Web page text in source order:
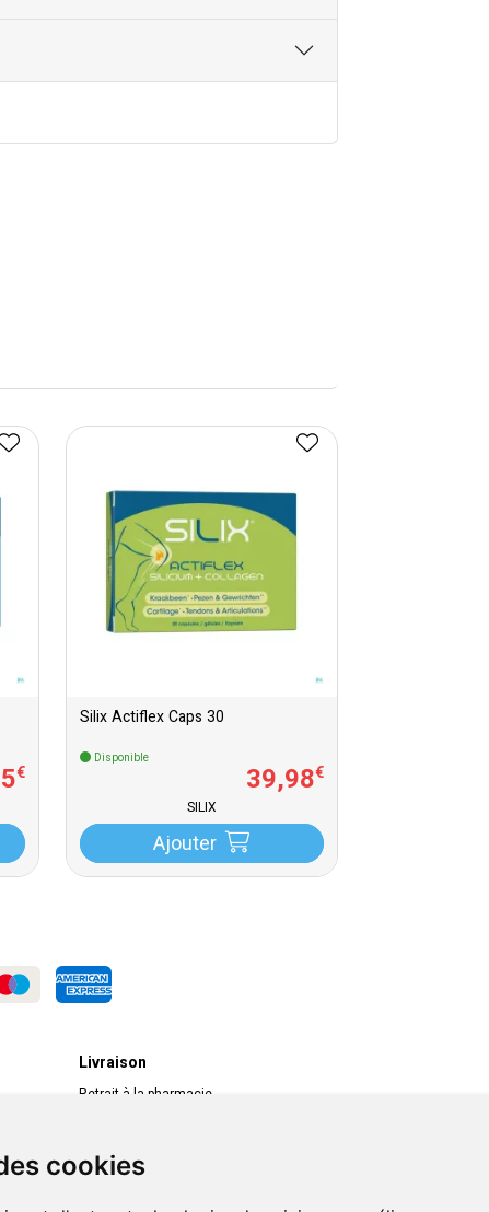
cookies
€
Silix Actiflex Caps 30
Disponible
39,98€
SILIX
Ajouter
Livraison
Retrait à la pharmacie
Livraison dans un Point Relais